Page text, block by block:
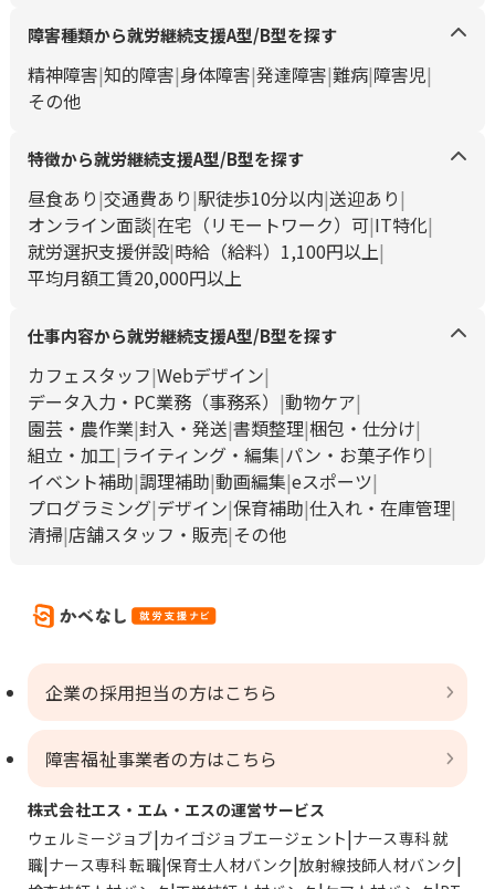
障害種類から就労継続支援A型/B型を探す
精神障害 知的障害 身体障害 発達障害 難病 障害児
その他
特徴から就労継続支援A型/B型を探す
昼食あり 交通費あり 駅徒歩10分以内 送迎あり
オンライン面談 在宅（リモートワーク）可 IT特化
就労選択支援併設 時給（給料）1,100円以上
平均月額工賃20,000円以上
仕事内容から就労継続支援A型/B型を探す
カフェスタッフ Webデザイン
データ入力・PC業務（事務系）
動物ケア
園芸・農作業 封入・発送 書類整理 梱包・仕分け
組立・加工 ライティング・編集 パン・お菓子作り
イベント補助 調理補助 動画編集 eスポーツ
プログラミング デザイン 保育補助 仕入れ・在庫管理
清掃 店舗スタッフ・販売 その他
企業の採用担当の方はこちら
障害福祉事業者の方はこちら
株式会社エス・エム・エスの運営サービス
ウェルミージョブ カイゴジョブエージェント ナース専科 就
職 ナース専科 転職 保育士人材バンク 放射線技師人材バンク